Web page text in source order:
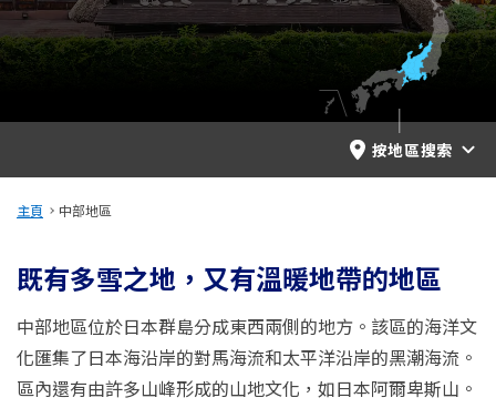
目的地
ANA 服務
按地區搜索
主頁 中部地區
既有多雪之地，又有溫暖地帶的地區
中部地區位於日本群島分成東西兩側的地方。該區的海洋文
化匯集了日本海沿岸的對馬海流和太平洋沿岸的黑潮海流。
區內還有由許多山峰形成的山地文化，如日本阿爾卑斯山。